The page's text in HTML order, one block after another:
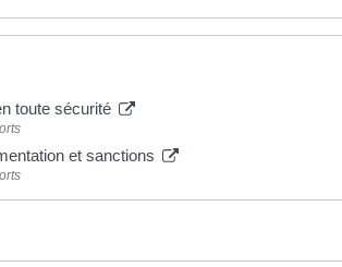
toute sécurité
et sanctions